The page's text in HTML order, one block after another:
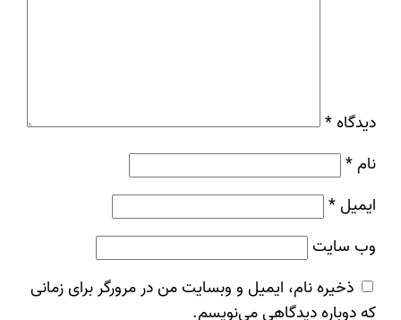
دیدگاه *
نام*
ایمیل*
وب‌ سایت
ذخیره نام، ایمیل و وبسایت من در مرورگر برای زمانی
که دوباره دیدگاهی می‌نویسم.